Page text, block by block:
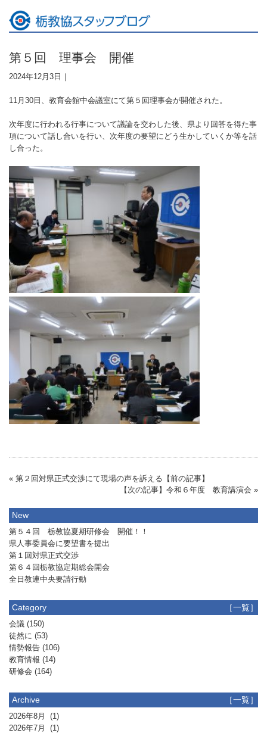
第５回 理事会 開催
2024年12月3日｜
11月30日、教育会館中会議室にて第５回理事会が開催された。
次年度に行われる行事について議論を交わした後、県より回答を得た事
項について話し合いを行い、次年度の要望にどう生かしていくか等を話
し合った。
« 第２回対県正式交渉にて現場の声を訴える【前の記事】
【次の記事】令和６年度 教育講演会 »
New
第５４回 栃教協夏期研修会 開催！！
県人事委員会に要望書を提出
第１回対県正式交渉
第６４回栃教協定期総会開会
全日教連中央要請行動
Category ［一覧］
会議 (150)
徒然に (53)
情勢報告 (106)
教育情報 (14)
研修会 (164)
Archive ［一覧］
2026年8月
(1)
2026年7月
(1)